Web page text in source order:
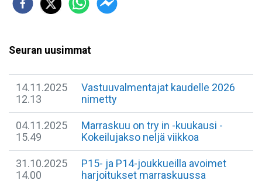
Seuran uusimmat
14.11.2025
12.13
Vastuuvalmentajat kaudelle 2026
nimetty
04.11.2025
15.49
Marraskuu on try in -kuukausi -
Kokeilujakso neljä viikkoa
31.10.2025
14.00
P15- ja P14-joukkueilla avoimet
harjoitukset marraskuussa